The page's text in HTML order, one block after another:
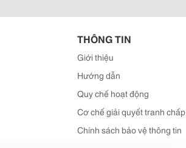
THÔNG TIN
Giới thiệu
Hướng dẫn
Quy chế hoạt động
Cơ chế giải quyết tranh chấp
Chính sách bảo vệ thông tin